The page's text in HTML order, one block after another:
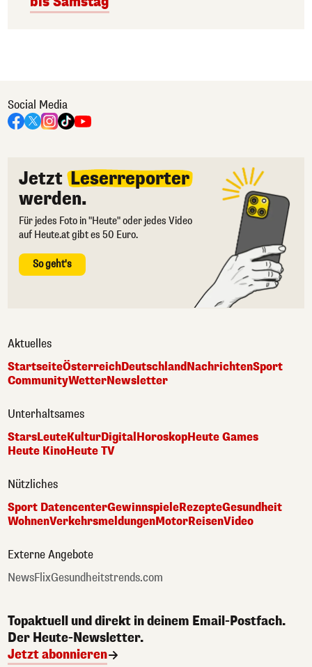
Social Media
Jetzt Leserreporter
werden.
Für jedes Foto in "Heute" oder jedes Video
auf Heute.at gibt es 50 Euro.
So geht's
Aktuelles
StartseiteÖsterreichDeutschlandNachrichtenSport
CommunityWetterNewsletter
Unterhaltsames
StarsLeuteKulturDigital HoroskopHeute Games
Heute KinoHeute TV
Nützliches
Sport DatencenterGewinnspieleRezepteGesundheit
WohnenVerkehrsmeldungenMotorReisenVideo
Externe Angebote
NewsFlixGesundheitstrends.com
Topaktuell und direkt in deinem Email-Postfach.
Der Heute-Newsletter.
Jetzt abonnieren